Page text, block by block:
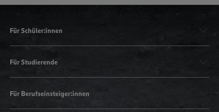
Für Schüler:innen
Für Studierende
Für Berufseinsteiger:innen